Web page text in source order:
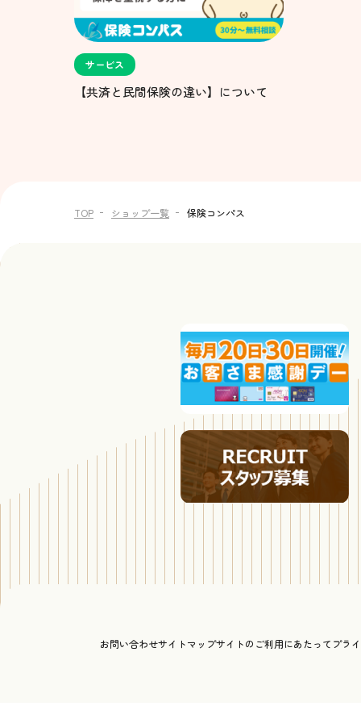
サービス
【共済と民間保険の違い】について
TOP ショップ一覧 保険コンパス
お問い合わせサイトマップサイトのご利用にあたって プラ